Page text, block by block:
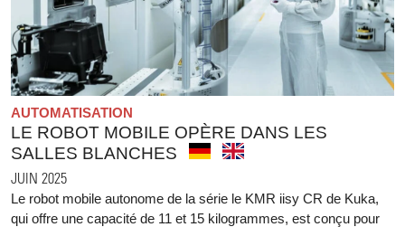
AUTOMATISATION
LE ROBOT MOBILE OPÈRE DANS LES
SALLES BLANCHES
JUIN 2025
Le robot mobile autonome de la série le KMR iisy CR de Kuka,
qui offre une capacité de 11 et 15 kilogrammes, est conçu pour